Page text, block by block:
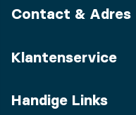
Contact & Adres
Klantenservice
Handige Links